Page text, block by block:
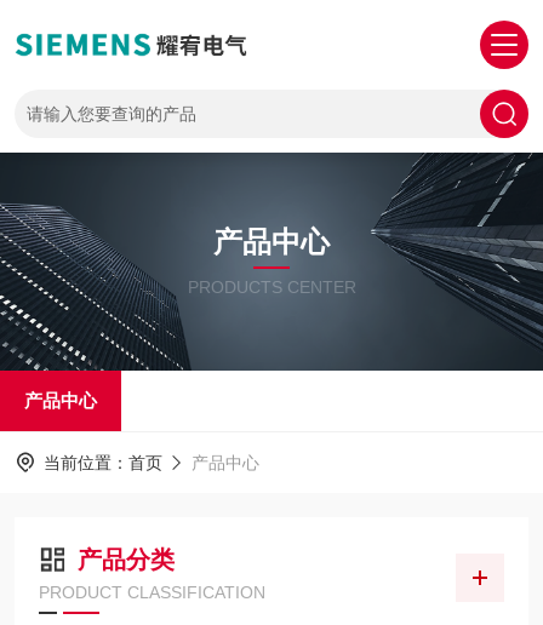
产品中心
PRODUCTS CENTER
产品中心
当前位置： 首页 产品中心
产品分类
PRODUCT CLASSIFICATION